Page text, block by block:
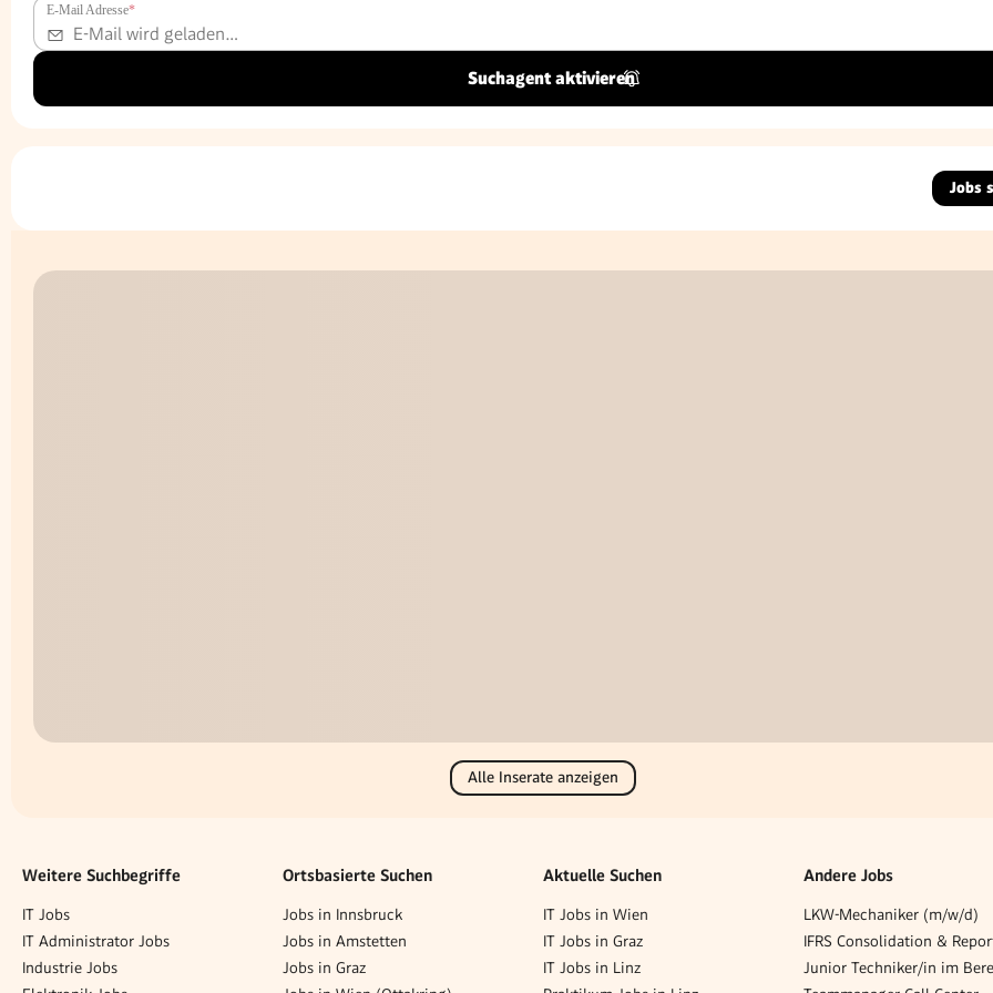
E-Mail Adresse*
Suchagent aktivieren
Jobs
Alle Inserate anzeigen
Weitere Suchbegriffe
IT Jobs
IT Administrator Jobs
Industrie Jobs
Ortsbasierte Suchen
Jobs in Innsbruck
Jobs in Amstetten
Jobs in Graz
Aktuelle Suchen
IT Jobs in Wien
IT Jobs in Graz
IT Jobs in Linz
Andere Jobs
LKW-Mechaniker (m/w/d)